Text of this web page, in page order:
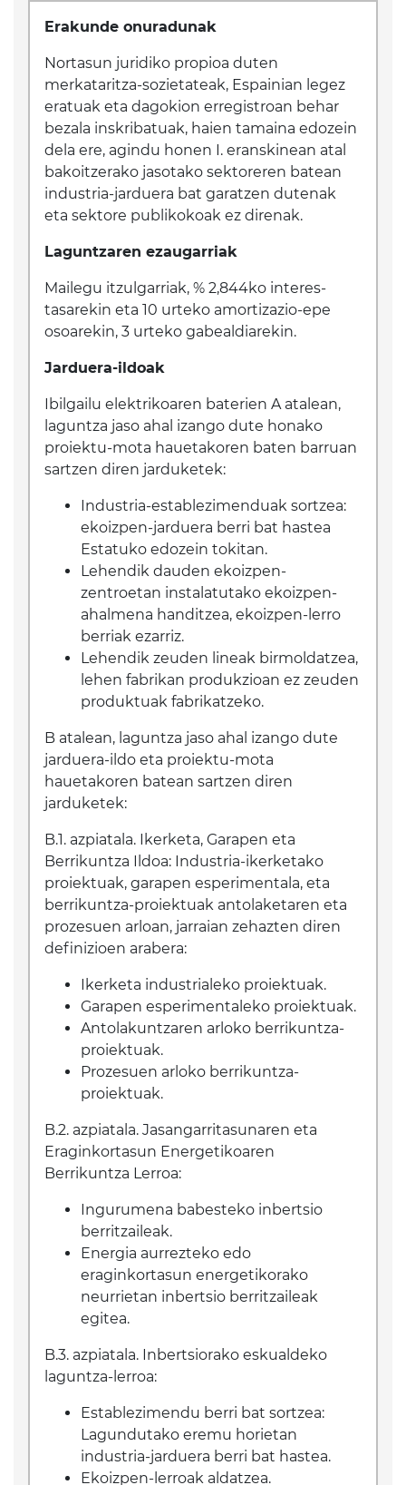
Erakunde onuradunak
Nortasun juridiko propioa duten
merkataritza-sozietateak, Espainian legez
eratuak eta dagokion erregistroan behar
bezala inskribatuak, haien tamaina edozein
dela ere, agindu honen I. eranskinean atal
bakoitzerako jasotako sektoreren batean
industria-jarduera bat garatzen dutenak
eta sektore publikokoak ez direnak.
Laguntzaren ezaugarriak
Mailegu itzulgarriak, % 2,844ko interes-
tasarekin eta 10 urteko amortizazio-epe
osoarekin, 3 urteko gabealdiarekin.
Jarduera-ildoak
Ibilgailu elektrikoaren baterien A atalean,
laguntza jaso ahal izango dute honako
proiektu-mota hauetakoren baten barruan
sartzen diren jarduketek:
Industria-establezimenduak sortzea:
ekoizpen-jarduera berri bat hastea
Estatuko edozein tokitan.
Lehendik dauden ekoizpen-
zentroetan instalatutako ekoizpen-
ahalmena handitzea, ekoizpen-lerro
berriak ezarriz.
Lehendik zeuden lineak birmoldatzea,
lehen fabrikan produkzioan ez zeuden
produktuak fabrikatzeko.
B atalean, laguntza jaso ahal izango dute
jarduera-ildo eta proiektu-mota
hauetakoren batean sartzen diren
jarduketek:
B.1. azpiatala. Ikerketa, Garapen eta
Berrikuntza Ildoa: Industria-ikerketako
proiektuak, garapen esperimentala, eta
berrikuntza-proiektuak antolaketaren eta
prozesuen arloan, jarraian zehazten diren
definizioen arabera:
Ikerketa industrialeko proiektuak.
Garapen esperimentaleko proiektuak.
Antolakuntzaren arloko berrikuntza-
proiektuak.
Prozesuen arloko berrikuntza-
proiektuak.
B.2. azpiatala. Jasangarritasunaren eta
Eraginkortasun Energetikoaren
Berrikuntza Lerroa:
Ingurumena babesteko inbertsio
berritzaileak.
Energia aurrezteko edo
eraginkortasun energetikorako
neurrietan inbertsio berritzaileak
egitea.
B.3. azpiatala. Inbertsiorako eskualdeko
laguntza-lerroa:
Establezimendu berri bat sortzea:
Lagundutako eremu horietan
industria-jarduera berri bat hastea.
Ekoizpen-lerroak aldatzea.